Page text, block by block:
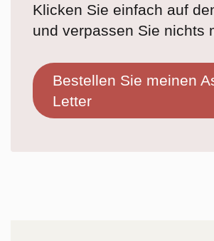
Klicken Sie einfach auf
und verpassen Sie nichts
Bestellen Sie meinen
Letter